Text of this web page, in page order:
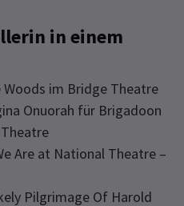
in einem
im Bridge Theatre
Onuorah für Brigadoon
Are at National Theatre –
Pilgrimage Of Harold